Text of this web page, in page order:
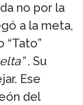
no por la
a la meta,
“Tato”
. Su
Ese
del